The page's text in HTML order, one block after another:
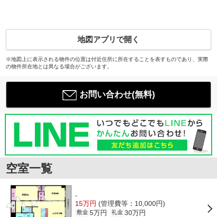
地図アプリで開く
※地図上に表示される物件の位置は付近住所に所在することを表すものであり、実際
の物件所在地とは異なる場合がございます。
お問い合わせ(無料)
空室一覧
-
15万円 (管理費等：10,000円)
敷金 5万円 礼金 30万円